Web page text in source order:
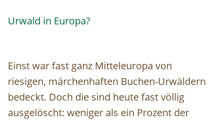
Urwald in Europa?
Einst war fast ganz Mitteleuropa von
riesigen, märchenhaften Buchen-Urwäldern
bedeckt. Doch die sind heute fast völlig
ausgelöscht: weniger als ein Prozent der